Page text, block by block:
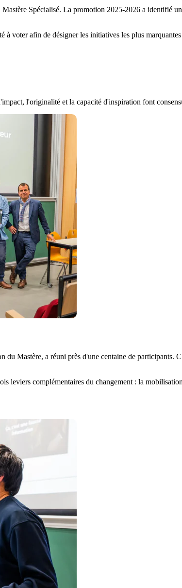
Spécialisé. La promotion 2025-2026 a identifié
voter afin de désigner les initiatives les plus
l'originalité et la capacité d'inspiration font
Mastère, a réuni près d'une centaine de participants.
leviers complémentaires du changement : la